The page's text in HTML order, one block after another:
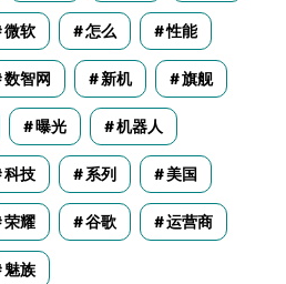
微软 怎么 性能
数智网 新机 旗舰
曝光 机器人
科技 系列 美国
荣耀 谷歌 运营商
魅族